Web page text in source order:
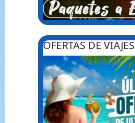
OFERTAS DE VIAJES